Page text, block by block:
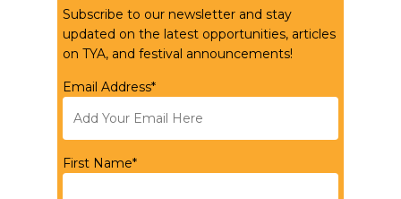
Subscribe to our newsletter and stay
updated on the latest opportunities, articles
on TYA, and festival announcements!
Email Address*
First Name*